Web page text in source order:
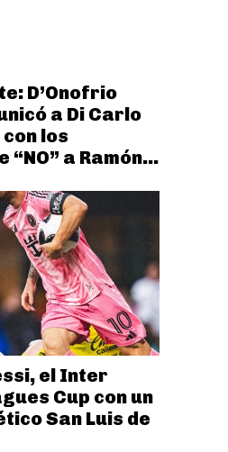
D’Onofrio
a Di Carlo
los
a Ramón...
el Inter
Cup con un
San Luis de